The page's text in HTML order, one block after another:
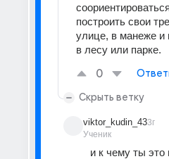
построить свои
улице, в манеже
в лесу или парке.
0
Скрыть ветку
viktor_kudin_43
Ученик
3г
и к чему ты это